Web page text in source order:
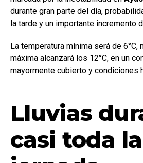
durante gran parte del día,
la tarde y un importante incremento
La temperatura mínima será de 6°C,
máxima alcanzará los 12°C, en un
mayormente cubierto y condiciones
Lluvias
casi toda la